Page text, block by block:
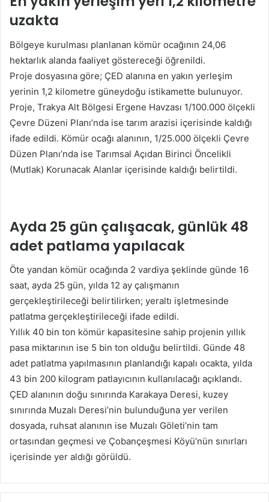
uzakta
Bölgeye kurulması planlanan kömür ocağının 24,06
hektarlık alanda faaliyet göstereceği öğrenildi.
Proje dosyasına göre; ÇED alanına en yakın yerleşim
yerinin 1,2 kilometre güneydoğu istikamette bulunuyor.
Proje, Trakya Alt Bölgesi Ergene Havzası 1/100.000 ölçekli
Çevre Düzeni Planı’nda ise tarım arazisi içerisinde kaldığı
ifade edildi. Kömür ocağı alanının, 1/25.000 ölçekli Çevre
Düzen Planı’nda ise Tarımsal Açıdan Birinci Öncelikli
(Mutlak) Korunacak Alanlar içerisinde kaldığı belirtildi.
Ayda 25 gün çalışacak, günlük 48
adet patlama yapılacak
Öte yandan kömür ocağında 2 vardiya şeklinde günde 16
saat, ayda 25 gün, yılda 12 ay çalışmanın
gerçekleştirileceği belirtilirken; yeraltı işletmesinde
patlatma gerçekleştirileceği ifade edildi.
Yıllık 40 bin ton kömür kapasitesine sahip projenin yıllık
pasa miktarının ise 5 bin ton olduğu belirtildi. Günde 48
adet patlatma yapılmasının planlandığı kapalı ocakta, yılda
43 bin 200 kilogram patlayıcının kullanılacağı açıklandı.
ÇED alanının doğu sınırında Karakaya Deresi, kuzey
sınırında Muzalı Deresi’nin bulunduğuna yer verilen
dosyada, ruhsat alanının ise Muzalı Göleti’nin tam
ortasından geçmesi ve Çobançeşmesi Köyü’nün sınırları
içerisinde yer aldığı görüldü.